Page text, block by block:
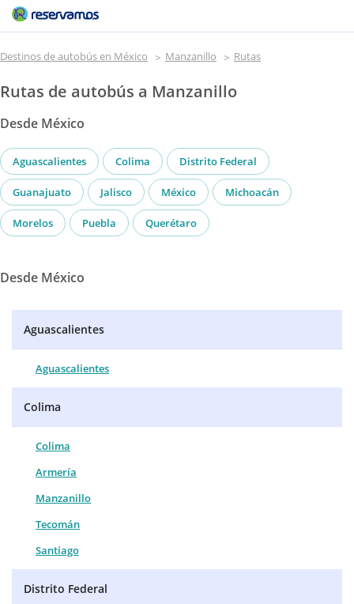
Destinos de autobús en México Manzanillo Rutas
Rutas de autobús a Manzanillo
Desde México
Aguascalientes Colima Distrito Federal
Guanajuato Jalisco México Michoacán
Morelos Puebla Querétaro
Desde México
Aguascalientes
Aguascalientes
Colima
Colima
Armería
Manzanillo
Tecomán
Santiago
Distrito Federal